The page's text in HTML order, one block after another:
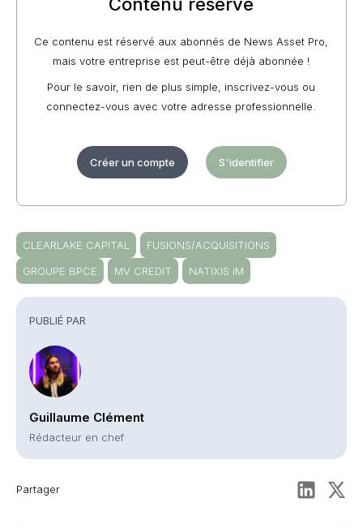
PUBLIÉ PAR
Guillaume Clément
Rédacteur en chef
Partager
Ce contenu est réservé aux abonnés de News Asset Pro,
mais votre entreprise est peut-être déjà abonnée !
Pour le savoir, rien de plus simple, inscrivez-vous ou
connectez-vous avec votre adresse professionnelle.
Créer un compte S'identifier
CLEARLAKE CAPITAL
FUSIONS/ACQUISITIONS
GROUPE BPCE
MV CREDIT NATIXIS IM